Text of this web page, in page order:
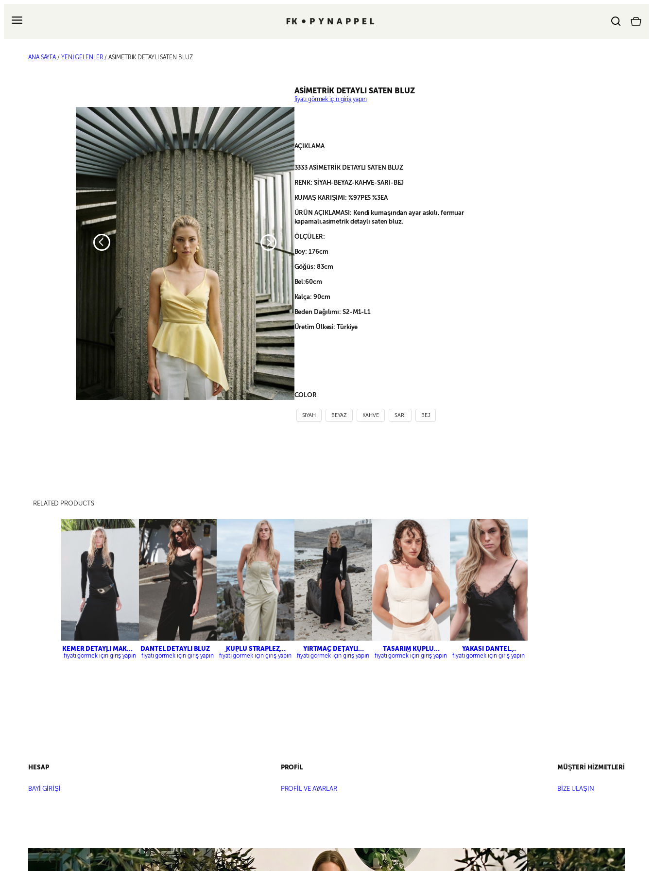
geç
ANA SAYFA / YENI GELENLER / ASİMETRİK DETAYLI SATEN BLUZ
ASİMETRİK DETAYLI SATEN BLUZ
fiyatı görmek için giriş yapın
AÇIKLAMA
3333 ASİMETRİK DETAYLI SATEN BLUZ
RENK: SİYAH-BEYAZ-KAHVE-SARI-BEJ
KUMAŞ KARIŞIMI: %97PES %3EA
ÜRÜN AÇIKLAMASI: Kendi kumaşından ayar askılı, fermuar
kapamalı,asimetrik detaylı saten bluz.
ÖLÇÜLER:
Boy: 176cm
Göğüs: 83cm
Bel:60cm
Kalça: 90cm
Beden Dağılımı: S2-M1-L1
Üretim Ülkesi: Türkiye
COLOR
SIYAH BEYAZ KAHVE SARI BEJ
RELATED PRODUCTS
KEMER DETAYLI MAKSİ
BOY ELBİSE
fiyatı görmek için giriş yapın
DANTEL DETAYLI BLUZ
fiyatı görmek için giriş yapın
KUPLU STRAPLEZ
BÜSTİYER-BOL KESİM
PANTOLON
fiyatı görmek için giriş yapın
YIRTMAÇ DETAYLI
MAKSİ ELBİSE
fiyatı görmek için giriş yapın
TASARIM KUPLU
KORSE BÜSTİYER –
ÇİFT PİLELİ PALAZZO
fiyatı görmek için giriş yapın
YAKASI DANTEL
DETAYLI SATEN ELBİSE
fiyatı görmek için giriş yapın
HESAP
BAYİ GİRİŞİ
PROFİL
PROFİL VE AYARLAR
MÜŞTERİ HİZMETLERİ
BİZE ULAŞIN